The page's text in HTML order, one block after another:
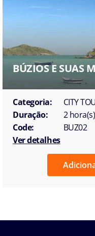
BÚZIOS E SUAS
Categoria:
CITY
Duração:
2 hora(s)
Code:
BUZ02
Ver detalhes